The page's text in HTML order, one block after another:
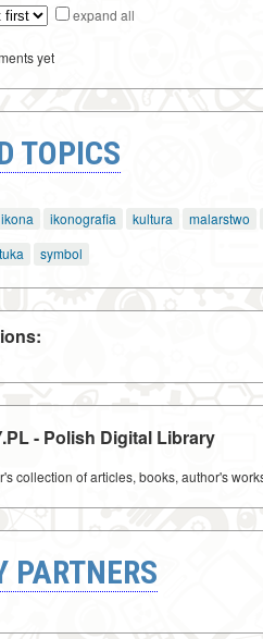
expand all
yet
TOPICS
ikona ikonografia kultura
malarstwo
symbol
- Polish Digital Library
collection of articles, books, author's
PARTNERS